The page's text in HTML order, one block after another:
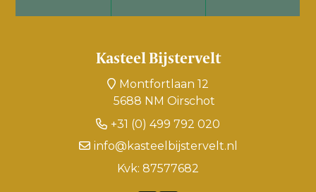
Kasteel Bijstervelt
Montfortlaan 12
5688 NM Oirschot
+31 (0) 499 792 020
info@kasteelbijstervelt.nl
Kvk: 87577682